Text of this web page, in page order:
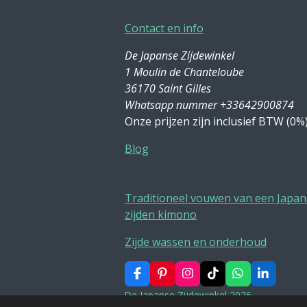
Contact en info
De Japanse Zijdewinkel
1 Moulin de Chanteloube
36170 Saint Gilles
Whatsapp nummer +33642900874
Onze prijzen zijn inclusief BTW
Blog
Traditioneel vouwen van een
zijden kimono
Zijde wassen en onderhoud
F
a
c
P
i
n
I
n
s
T
i
k
W
h
a
L
i
n
De Japanse Zijdewinkel 2026